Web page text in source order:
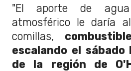
"El aporte de
atmosférico le daría
comillas,
escalando el sábado
de la región de